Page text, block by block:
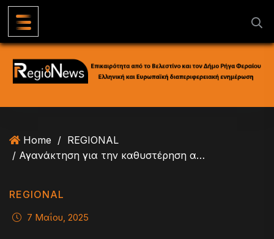
Home / REGIONAL
/ Αγανάκτηση για την καθυστέρηση ασθενοφόρου στον Αλμυρό μετά από τροχαίο
REGIONAL
7 Μαΐου, 2025